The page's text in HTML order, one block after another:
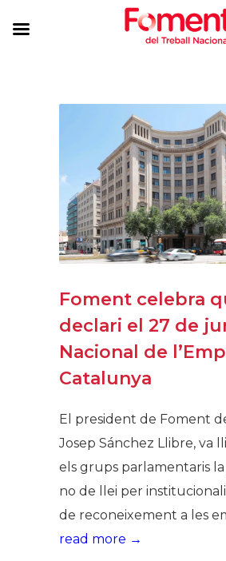
Foment celebra
declari el 27 de
Nacional de
Catalunya
El president de Foment
Josep Sánchez Llibre, va
els grups parlamentaris
no de llei per
de reconeixement a les
read more →